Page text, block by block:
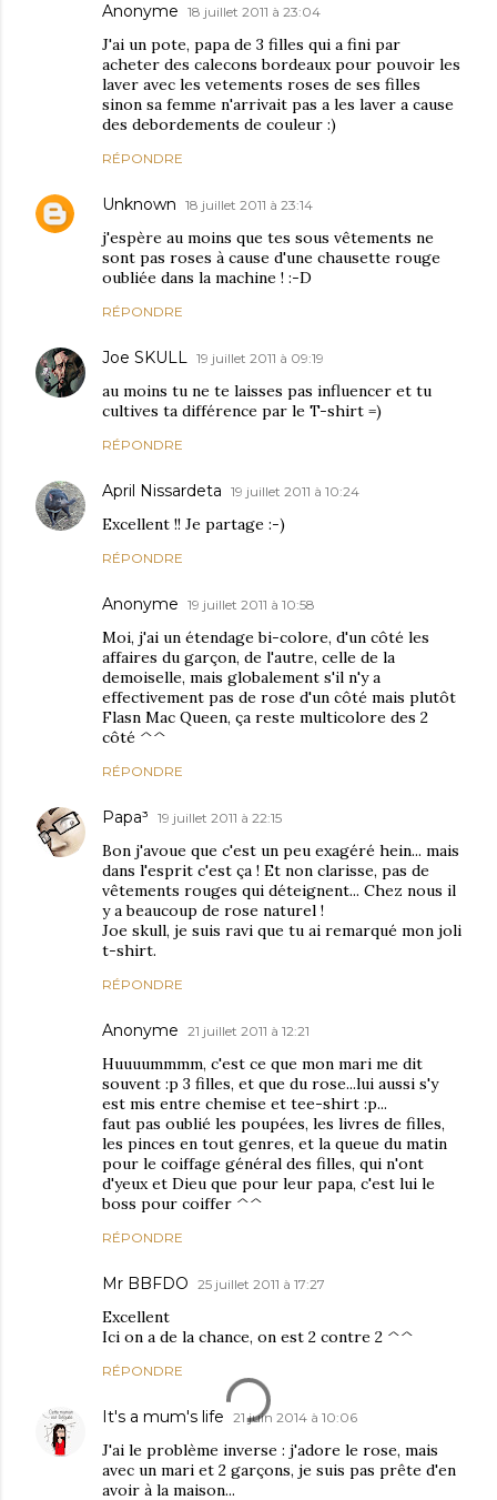
Anonyme 18 juillet 2011 à 23:04
J'ai un pote, papa de 3 filles qui a fini par
acheter des calecons bordeaux pour pouvoir les
laver avec les vetements roses de ses filles
sinon sa femme n'arrivait pas a les laver a cause
des debordements de couleur :)
RÉPONDRE
Unknown 18 juillet 2011 à 23:14
j'espère au moins que tes sous vêtements ne
sont pas roses à cause d'une chausette rouge
oubliée dans la machine ! :-D
RÉPONDRE
Joe SKULL 19 juillet 2011 à 09:19
au moins tu ne te laisses pas influencer et tu
cultives ta différence par le T-shirt =)
RÉPONDRE
April Nissardeta 19 juillet 2011 à 10:24
Excellent !! Je partage :-)
RÉPONDRE
Anonyme 19 juillet 2011 à 10:58
Moi, j'ai un étendage bi-colore, d'un côté les
affaires du garçon, de l'autre, celle de la
demoiselle, mais globalement s'il n'y a
effectivement pas de rose d'un côté mais plutôt
Flasn Mac Queen, ça reste multicolore des 2
côté ^^
RÉPONDRE
Papa³ 19 juillet 2011 à 22:15
Bon j'avoue que c'est un peu exagéré hein... mais
dans l'esprit c'est ça ! Et non clarisse, pas de
vêtements rouges qui déteignent... Chez nous il
y a beaucoup de rose naturel !
Joe skull, je suis ravi que tu ai remarqué mon joli
t-shirt.
RÉPONDRE
Anonyme 21 juillet 2011 à 12:21
Huuuummmm, c'est ce que mon mari me dit
souvent :p 3 filles, et que du rose...lui aussi s'y
est mis entre chemise et tee-shirt :p...
faut pas oublié les poupées, les livres de filles,
les pinces en tout genres, et la queue du matin
pour le coiffage général des filles, qui n'ont
d'yeux et Dieu que pour leur papa, c'est lui le
boss pour coiffer ^^
RÉPONDRE
Mr BBFDO 25 juillet 2011 à 17:27
Excellent
Ici on a de la chance, on est 2 contre 2 ^^
RÉPONDRE
It's a mum's life 21 juin 2014 à 10:06
J'ai le problème inverse : j'adore le rose, mais
avec un mari et 2 garçons, je suis pas prête d'en
avoir à la maison...